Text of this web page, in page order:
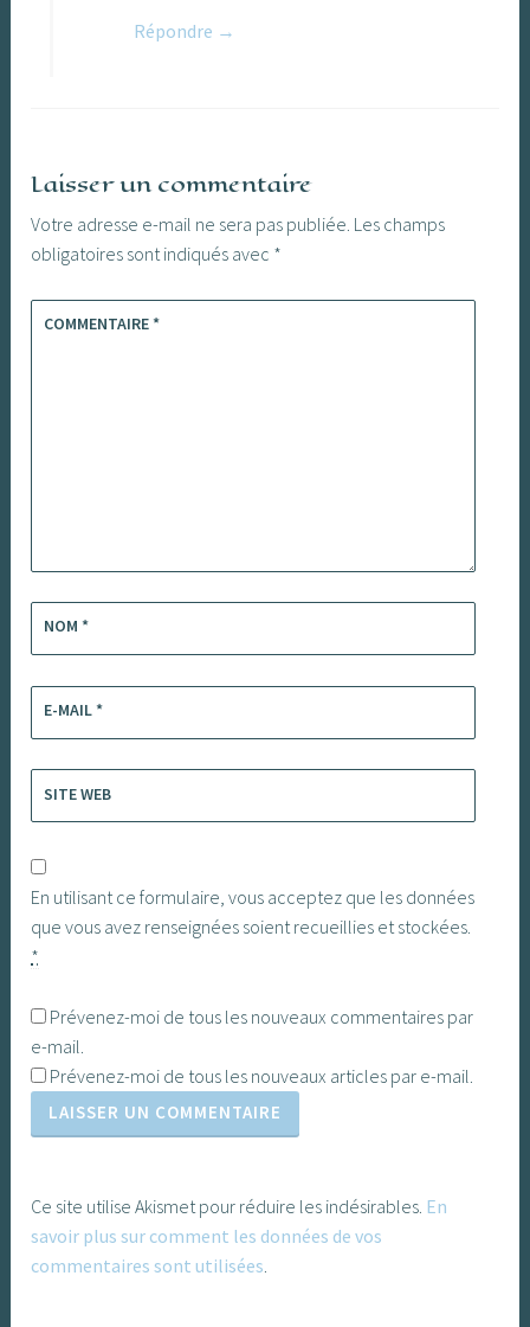
Répondre
Laisser un commentaire
Votre adresse e-mail ne sera pas publiée. Les champs
obligatoires sont indiqués avec *
COMMENTAIRE*
NOM*
E-MAIL*
SITE WEB
En utilisant ce formulaire, vous acceptez que les données
que vous avez renseignées soient recueillies et stockées.
*
Prévenez-moi de tous les nouveaux commentaires par
e-mail.
Prévenez-moi de tous les nouveaux articles par e-mail.
Ce site utilise Akismet pour réduire les indésirables. En
savoir plus sur comment les données de vos
commentaires sont utilisées